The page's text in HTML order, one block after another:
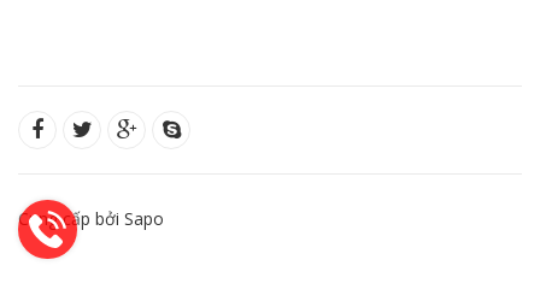
Cung cấp bởi Sapo